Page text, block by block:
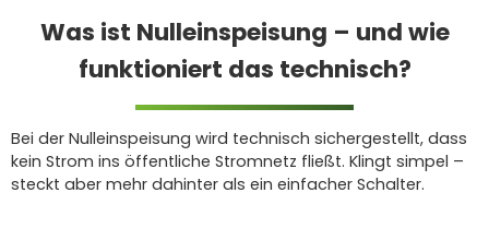
Was ist Nulleinspeisung – und wie
funktioniert das technisch?
Bei der Nulleinspeisung wird technisch sichergestellt, dass
kein Strom ins öffentliche Stromnetz fließt. Klingt simpel –
steckt aber mehr dahinter als ein einfacher Schalter.